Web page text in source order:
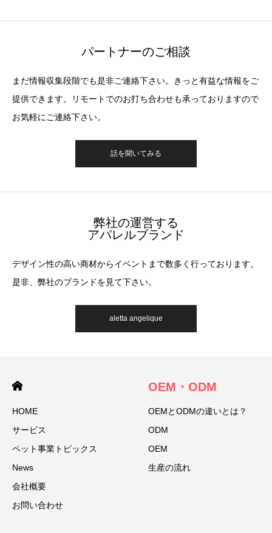
パートナーのご相談
まだ情報収集段階でも是非ご連絡下さい。きっと有益な情報をご
提供できます。リモートでのお打ち合わせも承っておりますので
お気軽にご連絡下さい。
話を聞いてみる
弊社の運営する
アパレルブランド
デザイン性の高い商材からイベントまで数多く行っております。
是非、弊社のブランドを見て下さい。
aletta angelique
HOME
サービス
ペット事業トピックス
News
会社概要
お問い合わせ
OEM・ODM
OEMとODMの違いとは？
ODM
OEM
生産の流れ